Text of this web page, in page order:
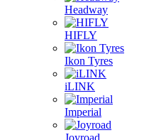
Headway
HIFLY
Ikon Tyres
iLINK
Imperial
Joyroad